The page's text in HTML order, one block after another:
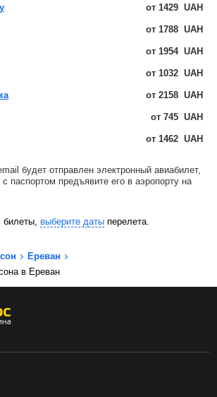
от 1429 UAH
от 1788 UAH
от 1954 UAH
от 1032 UAH
от 2158 UAH
от 745 UAH
от 1462 UAH
будет отправлен электронный авиабилет,
паспортом предъявите его в аэропорту на
билеты, выберите даты перелета.
Ереван
в Ереван